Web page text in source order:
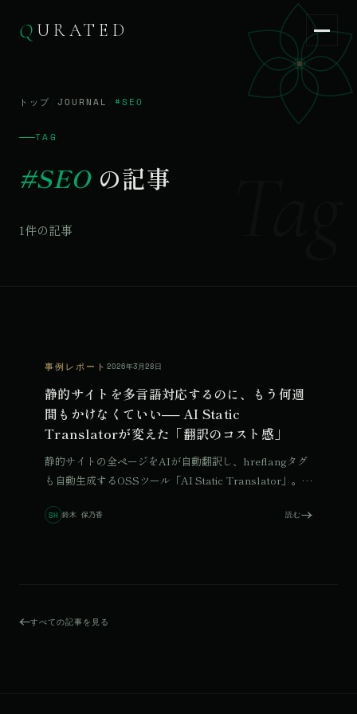
Q URATED
QURATED EN
© 2026 Qurated. ReIT × Design L.
トップ JOURNAL #SEO
TAG
#SEOの記事
1件の記事
事例レポート 2026年3月28日
静的サイトを多言語対応するのに、もう何週
間もかけなくていい── AI Static
Translatorが変えた「翻訳のコスト感」
静的サイトの全ページをAIが自動翻訳し、hreflangタグ
も自動生成するOSSツール「AI Static Translator」。旅
と導入方法を解説。
SH 鈴木 保乃香 読む
すべての記事を見る